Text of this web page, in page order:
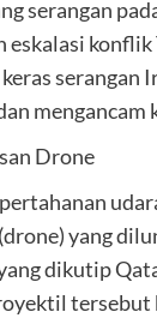
serangan
serangan
mengancam
Drone
yang
dikutip